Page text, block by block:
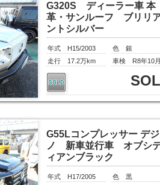
G320S ディーラー車 本
革・サンルーフ ブリリ
ントシルバー
年式 H15/2003
走行 17.2万km
色 銀
車検 R8年10
G55Lコンプレッサー デ
ノ 新車並行車 オブシ
ィアンブラック
年式 H17/2005
色 黒